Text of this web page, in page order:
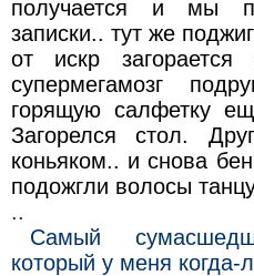
получается и мы
записки.. тут же
от искр
супермегамозг
горящую салфетку
Загорелся стол.
коньяком.. и снова
подожгли волосы
..
Самый
который у меня когда-